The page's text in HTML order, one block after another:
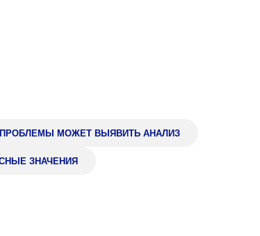
399000, г. Липецк,
08:00–15:45
ПРОБЛЕМЫ МОЖЕТ ВЫЯВИТЬ АНАЛИЗ
ЗНАЧЕНИЯ